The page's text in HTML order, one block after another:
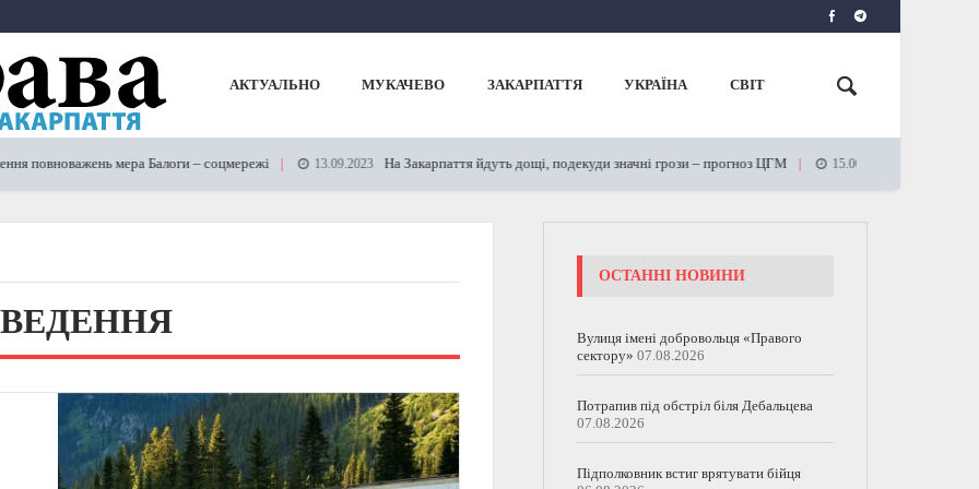
АКТУАЛЬНО МУКАЧЕВО ЗАКАРПАТТЯ УКРАЇНА СВІТ
мера Балоги – соцмережі 13.09.2023 На Закарпаття йдуть дощі, подекуди значні грози – прогноз ЦГМ 15.06.2023
ОСТАННІ НОВИНИ
Вулиця імені добровольця «Правого
сектору» 07.08.2026
Потрапив під обстріл біля Дебальцева
07.08.2026
Підполковник встиг врятувати бійця